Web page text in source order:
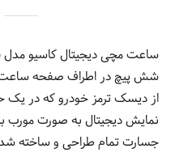
شش پیچ در اطراف صفحه ساعت،
از دیسک ترمز خودرو که در یک
جسارت تمام طراحی و ساخته